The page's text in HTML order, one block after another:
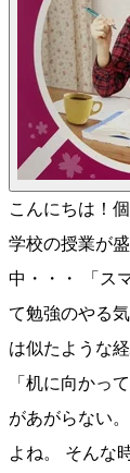
こんにちは！
学校の授業が
中・・・ 「ス
て勉強のやる
は似たような
「机に向かっ
があがらない
よね。 そんな